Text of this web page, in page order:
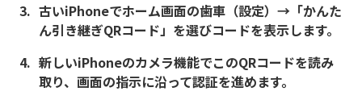
古いiPhoneでホーム画面の歯車（設定）→「かんた
ん引き継ぎQRコード」を選びコードを表示します。
新しいiPhoneのカメラ機能でこのQRコードを読み
取り、画面の指示に沿って認証を進めます。